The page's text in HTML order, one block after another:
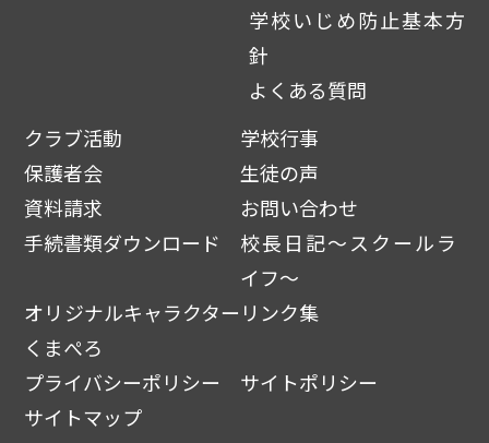
学校いじめ防止基本方
針
よくある質問
クラブ活動
学校行事
保護者会
生徒の声
資料請求
お問い合わせ
手続書類ダウンロード
校長日記～スクールラ
イフ～
オリジナルキャラクター
くまぺろ
リンク集
プライバシーポリシー
サイトポリシー
サイトマップ